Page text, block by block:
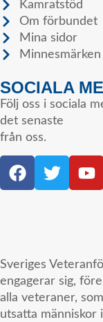
Kamratstöd
Om förbundet
Mina sidor
SOCIALA
Följ oss i sociala
det senaste
från oss.
Sveriges
engagerar sig,
alla veteraner,
utsatta människor